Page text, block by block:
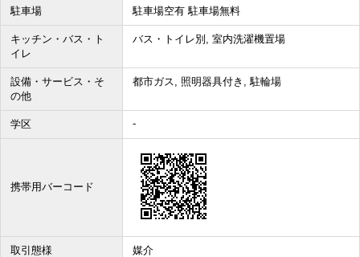
駐車場 駐車場空有 駐車場無料
キッチン・バス・ト
イレ
バス・トイレ別, 室内洗濯機置場
設備・サービス・そ
の他
都市ガス, 照明器具付き, 駐輪場
学区 -
携帯用バーコード
取引態様 媒介